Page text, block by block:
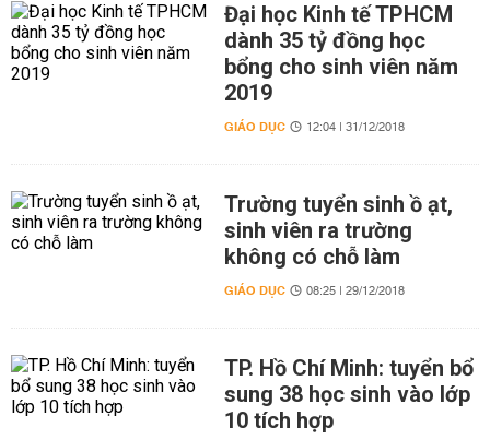
Đại học Kinh tế TPHCM
dành 35 tỷ đồng học
bổng cho sinh viên năm
2019
GIÁO DỤC 12:04 | 31/12/2018
Trường tuyển sinh ồ ạt,
sinh viên ra trường
không có chỗ làm
GIÁO DỤC 08:25 | 29/12/2018
TP. Hồ Chí Minh: tuyển bổ
sung 38 học sinh vào lớp
10 tích hợp